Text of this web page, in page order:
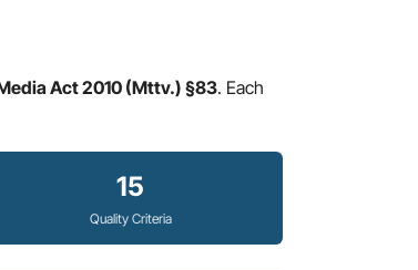
Act 2010 (Mttv.) §83. Each
15
Quality Criteria